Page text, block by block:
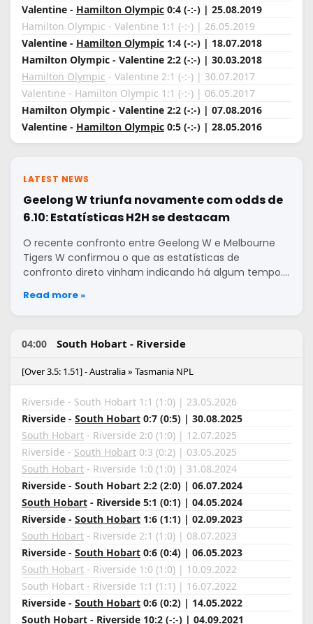
Valentine - Hamilton Olympic 0:4 (-:-) | 25.08.2019
Hamilton Olympic - Valentine 1:1 (-:-) | 26.05.2019
Valentine - Hamilton Olympic 1:4 (-:-) | 18.07.2018
Hamilton Olympic - Valentine 2:2 (-:-) | 30.03.2018
Hamilton Olympic - Valentine 2:1 (-:-) | 30.07.2017
Valentine - Hamilton Olympic 1:1 (-:-) | 06.05.2017
Hamilton Olympic - Valentine 2:2 (-:-) | 07.08.2016
Valentine - Hamilton Olympic 0:5 (-:-) | 28.05.2016
LATEST NEWS
Geelong W triunfa novamente com odds de
6.10: Estatísticas H2H se destacam
O recente confronto entre Geelong W e Melbourne
Tigers W confirmou o que as estatísticas de
confronto direto vinham indicando há algum tempo.…
Read more »
04:00 South Hobart - Riverside
[Over 3.5: 1.51] - Australia » Tasmania NPL
Riverside - South Hobart 1:1 (1:0) | 23.05.2026
Riverside - South Hobart 0:7 (0:5) | 30.08.2025
South Hobart - Riverside 2:0 (1:0) | 12.07.2025
Riverside - South Hobart 0:3 (0:2) | 03.05.2025
South Hobart - Riverside 1:0 (1:0) | 31.08.2024
Riverside - South Hobart 2:2 (2:0) | 06.07.2024
South Hobart - Riverside 5:1 (0:1) | 04.05.2024
Riverside - South Hobart 1:6 (1:1) | 02.09.2023
South Hobart - Riverside 2:1 (1:0) | 08.07.2023
Riverside - South Hobart 0:6 (0:4) | 06.05.2023
South Hobart - Riverside 1:0 (1:0) | 10.09.2022
South Hobart - Riverside 1:1 (1:1) | 16.07.2022
Riverside - South Hobart 0:6 (0:2) | 14.05.2022
South Hobart - Riverside 10:2 (-:-) | 04.09.2021